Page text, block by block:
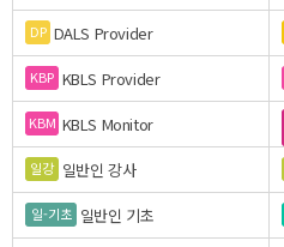
DP DALS Provider
KBP KBLS Provider
KBM KBLS Monitor
일강 일반인 강사
일-기초 일반인 기초